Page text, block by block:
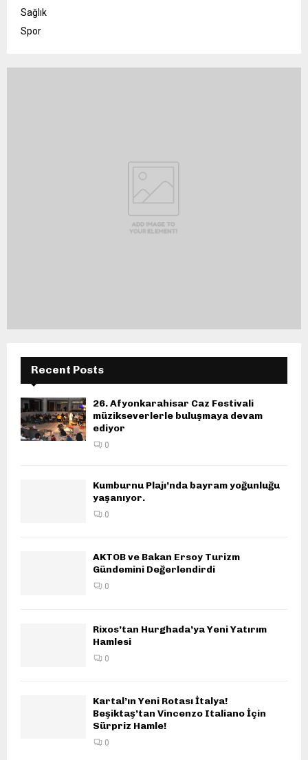
Sağlık
Spor
Recent Posts
26. Afyonkarahisar Caz Festivali
müzikseverlerle buluşmaya devam
ediyor
0
Kumburnu Plajı’nda bayram yoğunluğu
yaşanıyor.
0
AKTOB ve Bakan Ersoy Turizm
Gündemini Değerlendirdi
0
Rixos’tan Hurghada’ya Yeni Yatırım
Hamlesi
0
Kartal’ın Yeni Rotası İtalya!
Beşiktaş’tan Vincenzo Italiano İçin
Sürpriz Hamle!
0